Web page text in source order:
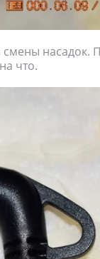
насадок.
что.